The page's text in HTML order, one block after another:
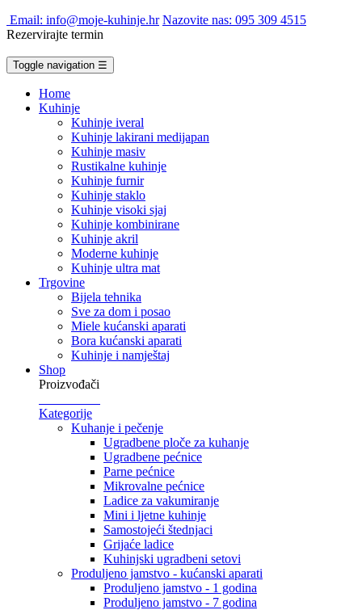
Email: info@moje-kuhinje.hr Nazovite nas: 095 309 4515
Rezervirajte termin
Toggle navigation ☰
Home
Kuhinje
Kuhinje iveral
Kuhinje lakirani medijapan
Kuhinje masiv
Rustikalne kuhinje
Kuhinje furnir
Kuhinje staklo
Kuhinje visoki sjaj
Kuhinje kombinirane
Kuhinje akril
Moderne kuhinje
Kuhinje ultra mat
Trgovine
Bijela tehnika
Sve za dom i posao
Miele kućanski aparati
Bora kućanski aparati
Kuhinje i namještaj
Shop
Proizvođači
Kategorije
Kuhanje i pečenje
Ugradbene ploče za kuhanje
Ugradbene pećnice
Parne pećnice
Mikrovalne pećnice
Ladice za vakumiranje
Mini i ljetne kuhinje
Samostojeći štednjaci
Grijaće ladice
Kuhinjski ugradbeni setovi
Produljeno jamstvo - kućanski aparati
Produljeno jamstvo - 1 godina
Produljeno jamstvo - 7 godina